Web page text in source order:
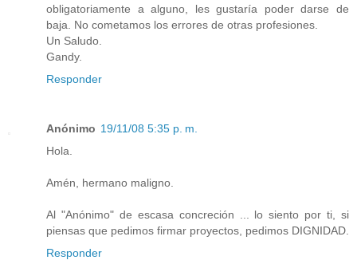
obligatoriamente a alguno, les gustaría poder darse de
baja. No cometamos los errores de otras profesiones.
Un Saludo.
Gandy.
Responder
Anónimo 19/11/08 5:35 p. m.
Hola.
Amén, hermano maligno.
Al "Anónimo" de escasa concreción ... lo siento por ti, si
piensas que pedimos firmar proyectos, pedimos DIGNIDAD.
Responder